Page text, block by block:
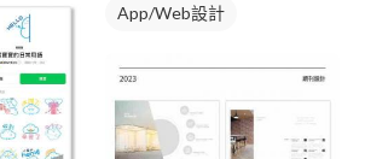
App/Web設計